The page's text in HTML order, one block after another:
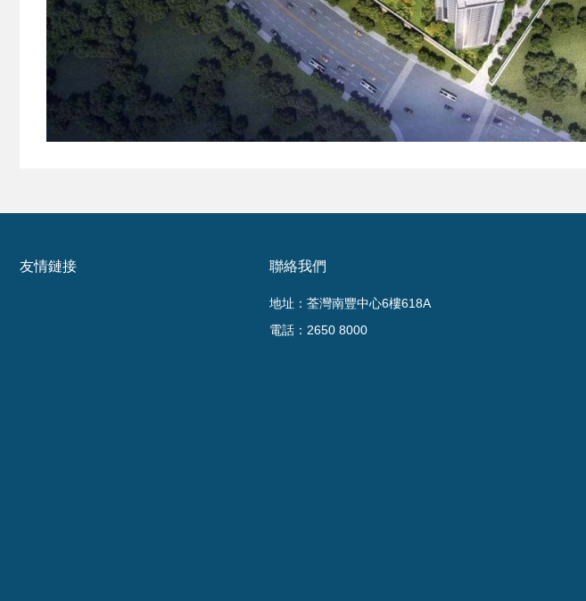
友情鏈接 聯絡我們
地址：荃灣南豐中心6樓618A
電話：2650 8000